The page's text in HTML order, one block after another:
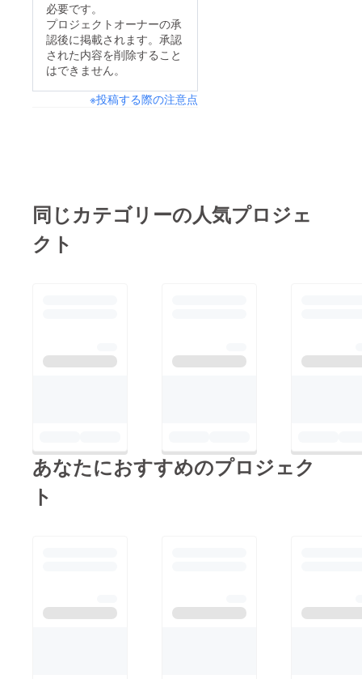
必要です。
プロジェクトオーナーの承
認後に掲載されます。承認
された内容を削除すること
はできません。
※投稿する際の注意点
同じカテゴリーの人気プロジェ
クト
あなたにおすすめのプロジェク
ト